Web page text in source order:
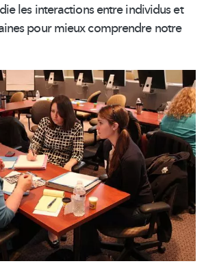
les interactions entre individus et
pour mieux comprendre notre